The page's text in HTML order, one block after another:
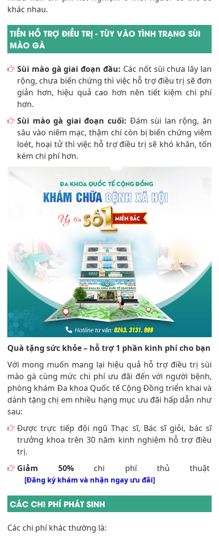
khác nhau.
TIỀN HỖ TRỢ ĐIỀU TRỊ - TÙY VÀO TÌNH TRẠNG SÙI
MÀO GÀ
Sùi mào gà giai đoạn đầu: Các nốt sùi chưa lây lan
rộng, chưa biến chứng thì việc hỗ trợ điều trị sẽ đơn
giản hơn, hiệu quả cao hơn nên tiết kiệm chi phí
hơn.
Sùi mào gà giai đoạn cuối: Đám sùi lan rộng, ăn
sâu vào niêm mạc, thậm chí còn bị biến chứng viêm
loét, hoại tử thì việc hỗ trợ điều trị sẽ khó khăn, tốn
kém chi phí hơn.
Quà tặng sức khỏe – hỗ trợ 1 phần kinh phí cho bạn
Với mong muốn mang lại hiệu quả hỗ trợ điều trị sùi
mào gà cùng mức chi phí ưu đãi đến với người bệnh,
phòng khám Đa khoa Quốc tế Cộng Đồng triển khai và
dành tặng chị em nhiều hạng mục ưu đãi hấp dẫn như
sau:
Được trực tiếp đội ngũ Thạc sĩ, Bác sĩ giỏi, bác sĩ
trưởng khoa trên 30 năm kinh nghiệm hỗ trợ điều
trị.
Giảm 50% chi phí thủ thuật
[Đăng ký khám và nhận ngay ưu đãi]
CÁC CHI PHÍ PHÁT SINH
Các chi phí khác thường là: